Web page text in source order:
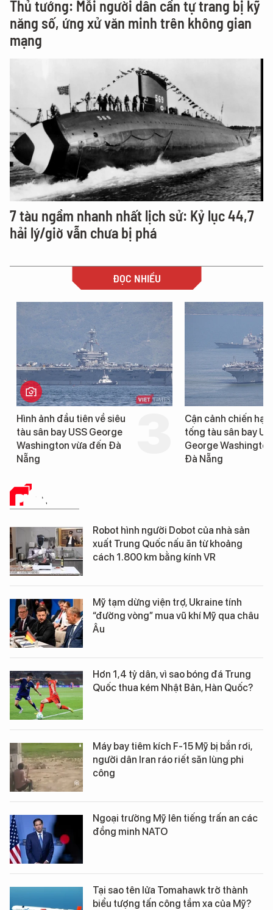
Thủ tướng: Mỗi người dân cần tự trang bị kỹ
năng số, ứng xử văn minh trên không gian
mạng
7 tàu ngầm nhanh nhất lịch sử: Kỷ lục 44,7
hải lý/giờ vẫn chưa bị phá
ĐỌC NHIỀU
Hình ảnh đầu tiên về siêu
tàu sân bay USS George
Washington vừa đến Đà
Nẵng
Cận cảnh chiến hạm
tống tàu sân bay USS
George Washington
Đà Nẵng
PHÂN TÍCH
Robot hình người Dobot của nhà sản
xuất Trung Quốc nấu ăn từ khoảng
cách 1.800 km bằng kính VR
Mỹ tạm dừng viện trợ, Ukraine tính
“đường vòng” mua vũ khí Mỹ qua châu
Âu
Hơn 1,4 tỷ dân, vì sao bóng đá Trung
Quốc thua kém Nhật Bản, Hàn Quốc?
Máy bay tiêm kích F-15 Mỹ bị bắn rơi,
người dân Iran ráo riết săn lùng phi
công
Ngoại trưởng Mỹ lên tiếng trấn an các
đồng minh NATO
Tại sao tên lửa Tomahawk trở thành
biểu tượng tấn công tầm xa của Mỹ?